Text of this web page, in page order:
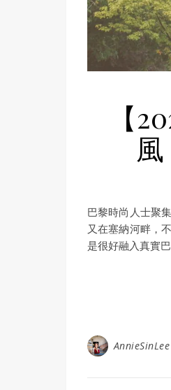
【
巴黎時尚人士聚
又在塞納河畔，
是很好融入真實
AnnieSinLee